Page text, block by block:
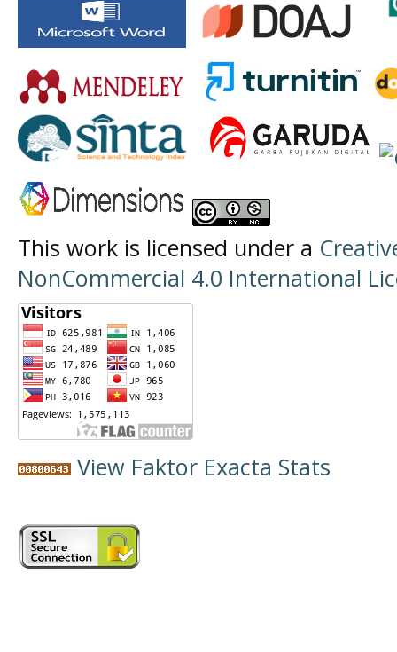
This work is licensed under a
NonCommercial 4.0 International
View Faktor Exacta Stats